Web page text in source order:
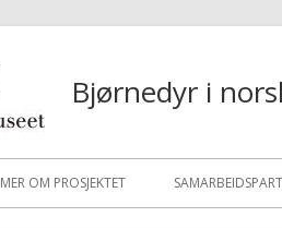
Bjørnedyr i
MER OM PROSJEKTET